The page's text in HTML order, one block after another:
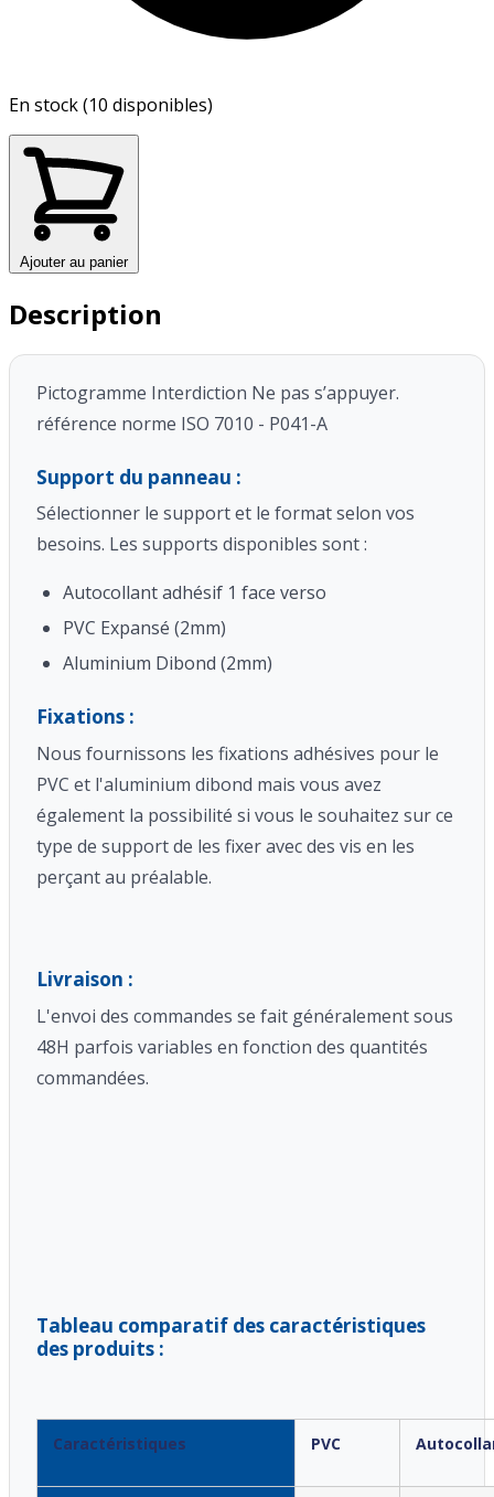
En stock (10 disponibles)
Ajouter au panier
Description
Pictogramme Interdiction Ne pas s’appuyer.
référence norme ISO 7010 - P041-A
Support du panneau :
Sélectionner le support et le format selon vos
besoins. Les supports disponibles sont :
Autocollant adhésif 1 face verso
PVC Expansé (2mm)
Aluminium Dibond (2mm)
Fixations :
Nous fournissons les fixations adhésives pour le
PVC et l'aluminium dibond mais vous avez
également la possibilité si vous le souhaitez sur ce
type de support de les fixer avec des vis en les
perçant au préalable.
Livraison :
L'envoi des commandes se fait généralement sous
48H parfois variables en fonction des quantités
commandées.
Tableau comparatif des caractéristiques
des produits :
Caractéristiques PVC